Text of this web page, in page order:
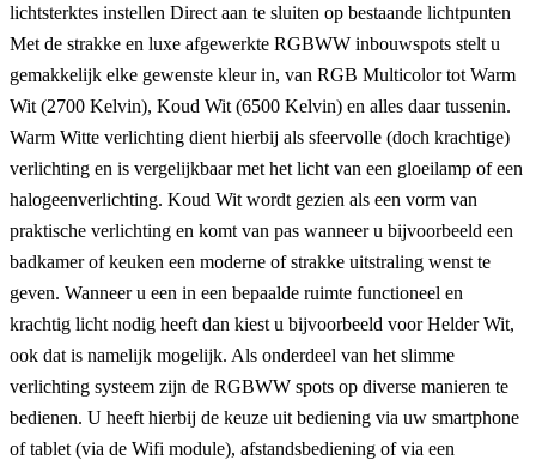
lichtsterktes instellen Direct aan te sluiten op bestaande lichtpunten
Met de strakke en luxe afgewerkte RGBWW inbouwspots stelt u
gemakkelijk elke gewenste kleur in, van RGB Multicolor tot Warm
Wit (2700 Kelvin), Koud Wit (6500 Kelvin) en alles daar tussenin.
Warm Witte verlichting dient hierbij als sfeervolle (doch krachtige)
verlichting en is vergelijkbaar met het licht van een gloeilamp of een
halogeenverlichting. Koud Wit wordt gezien als een vorm van
praktische verlichting en komt van pas wanneer u bijvoorbeeld een
badkamer of keuken een moderne of strakke uitstraling wenst te
geven. Wanneer u een in een bepaalde ruimte functioneel en
krachtig licht nodig heeft dan kiest u bijvoorbeeld voor Helder Wit,
ook dat is namelijk mogelijk. Als onderdeel van het slimme
verlichting systeem zijn de RGBWW spots op diverse manieren te
bedienen. U heeft hierbij de keuze uit bediening via uw smartphone
of tablet (via de Wifi module), afstandsbediening of via een